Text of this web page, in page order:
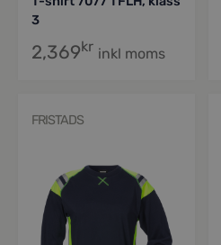
3
2,369kr inkl moms
FRISTADS